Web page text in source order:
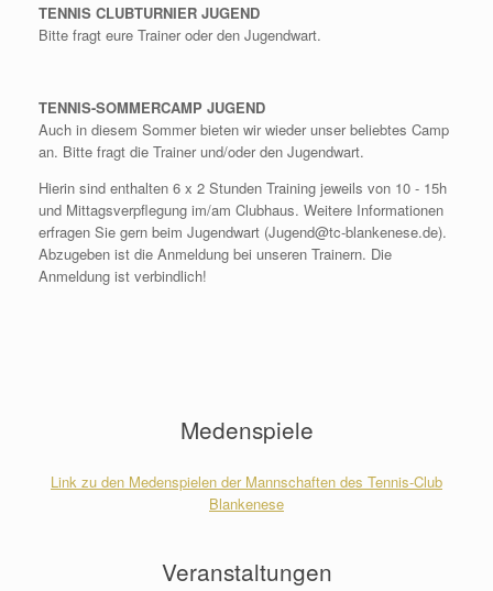
TENNIS CLUBTURNIER JUGEND
Bitte fragt eure Trainer oder den Jugendwart.
TENNIS-SOMMERCAMP JUGEND
Auch in diesem Sommer bieten wir wieder unser beliebtes Camp
an. Bitte fragt die Trainer und/oder den Jugendwart.
Hierin sind enthalten 6 x 2 Stunden Training jeweils von 10 - 15h
und Mittagsverpflegung im/am Clubhaus. Weitere Informationen
erfragen Sie gern beim Jugendwart (Jugend@tc-blankenese.de).
Abzugeben ist die Anmeldung bei unseren Trainern. Die
Anmeldung ist verbindlich!
Medenspiele
Link zu den Medenspielen der Mannschaften des Tennis-Club
Blankenese
Veranstaltungen